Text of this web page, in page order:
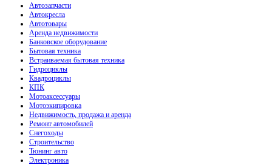
Автозапчасти
Автокресла
Автотовары
Аренда недвижимости
Банковское оборудование
Бытовая техника
Встраиваемая бытовая техника
Гидроциклы
Квадроциклы
КПК
Мотоаксессуары
Мотоэкипировка
Недвижимость, продажа и аренда
Ремонт автомобилей
Снегоходы
Строительство
Тюнинг авто
Электроника